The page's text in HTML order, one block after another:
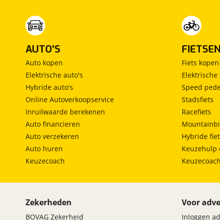
AUTO'S
Auto kopen
Elektrische auto's
Hybride auto's
Online Autoverkoopservice
Inruilwaarde berekenen
Auto financieren
Auto verzekeren
Auto huren
Keuzecoach
FIETSEN
Fiets kopen
Elektrische
Speed
Stadsfiets
Racefiets
Hybride
Keuzehulp
Keuzecoach
Zekerheden
BOVAG Zekerheid
Voor
Inloggen